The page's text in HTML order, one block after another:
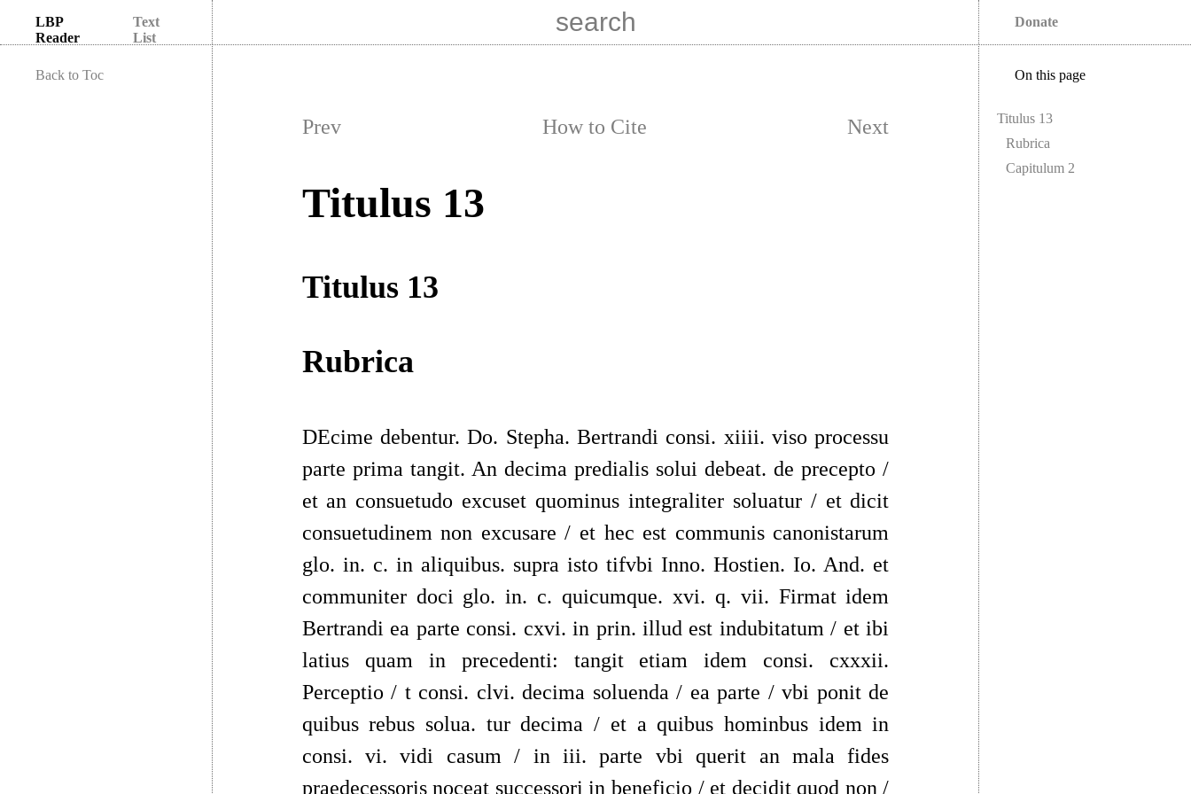
LBP
Reader
Text
List
Donate
Back to Toc
Prev How to Cite Next
Titulus 13
Titulus 13
Rubrica
DEcime debentur. Do. Stepha. Bertrandi consi. xiiii. viso processu
parte prima tangit. An decima predialis solui debeat. de precepto /
et an consuetudo excuset quominus integraliter soluatur / et dicit
consuetudinem non excusare / et hec est communis canonistarum
glo. in. c. in aliquibus. supra isto tifvbi Inno. Hostien. Io. And. et
communiter doci glo. in. c. quicumque. xvi. q. vii. Firmat idem
Bertrandi ea parte consi. cxvi. in prin. illud est indubitatum / et ibi
latius quam in precedenti: tangit etiam idem consi. cxxxii.
Perceptio / t consi. clvi. decima soluenda / ea parte / vbi ponit de
quibus rebus solua. tur decima / et a quibus hominbus idem in
consi. vi. vidi casum / in iii. parte vbi querit an mala fides
praedecessoris noceat successori in beneficio / et decidit quod non /
On this page
Titulus 13
Rubrica
Capitulum 2